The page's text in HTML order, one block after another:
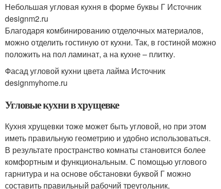
Небольшая угловая кухня в форме буквы Г Источник
designm2.ru
Благодаря комбинированию отделочных материалов,
можно отделить гостиную от кухни. Так, в гостиной можно
положить на пол ламинат, а на кухне – плитку.
Фасад угловой кухни цвета лайма Источник
designmyhome.ru
Угловые кухни в хрущевке
Кухня хрущевки тоже может быть угловой, но при этом
иметь правильную геометрию и удобно использоваться.
В результате пространство комнаты становится более
комфортным и функциональным. С помощью углового
гарнитура и на основе обстановки буквой Г можно
составить правильный рабочий треугольник,